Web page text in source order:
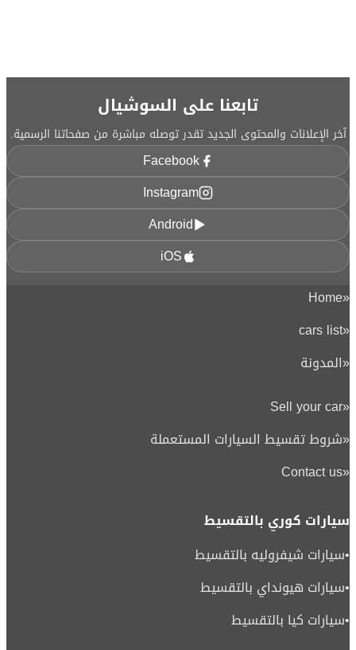
تابعنا على السوشيال
آخر الإعلانات والمحتوى الجديد تقدر توصله مباشرة من صفحاتنا الرسمية.
Facebook
Instagram
Android
iOS
«
Home
«
cars list
«المدونة
«
Sell your car
«شروط تقسيط السيارات المستعملة
«
Contact us
سيارات كوري بالتقسيط
•سيارات شيفروليه بالتقسيط
•سيارات هيونداي بالتقسيط
•سيارات كيا بالتقسيط